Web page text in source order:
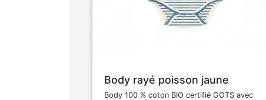
Body rayé poisson jaune
Body 100 % coton BIO certifié GOTS avec